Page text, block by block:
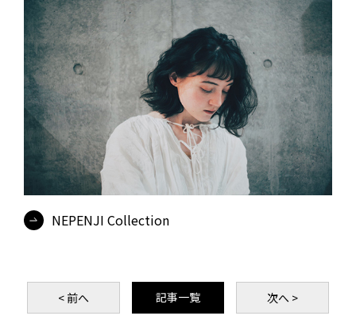
NEPENJI Collection
< 前へ 記事一覧 次へ >